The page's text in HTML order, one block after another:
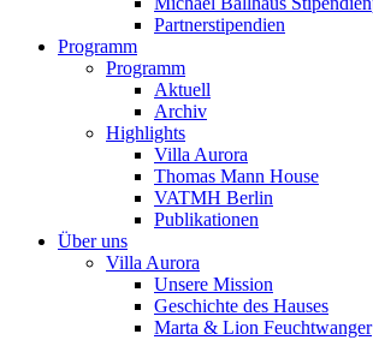
Partnerstipendien
Programm
Programm
Aktuell
Archiv
Highlights
Villa Aurora
Thomas Mann House
VATMH Berlin
Publikationen
Über uns
Villa Aurora
Unsere Mission
Geschichte des Hauses
Marta & Lion Feuchtwanger